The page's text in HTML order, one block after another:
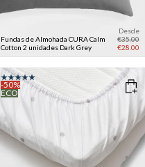
Fundas de Almohada CURA Calm
Cotton 2 unidades Dark Grey
Desde
€35.00
€28.00
-50%
ECO